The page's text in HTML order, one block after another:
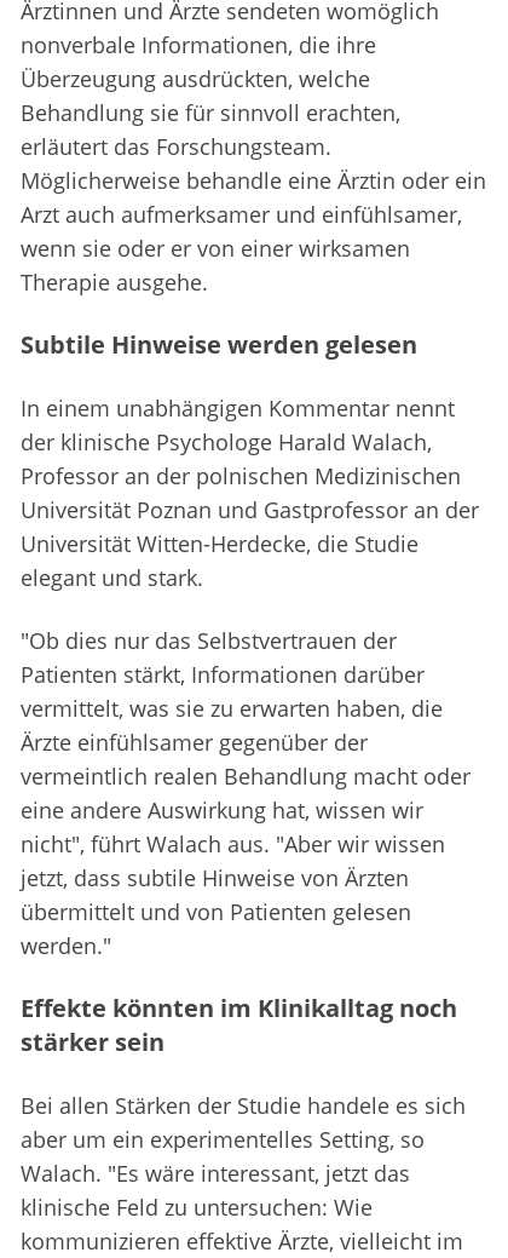
Ärztinnen und Ärzte sendeten womöglich
nonverbale Informationen, die ihre
Überzeugung ausdrückten, welche
Behandlung sie für sinnvoll erachten,
erläutert das Forschungsteam.
Möglicherweise behandle eine Ärztin oder ein
Arzt auch aufmerksamer und einfühlsamer,
wenn sie oder er von einer wirksamen
Therapie ausgehe.
Subtile Hinweise werden gelesen
In einem unabhängigen Kommentar nennt
der klinische Psychologe Harald Walach,
Professor an der polnischen Medizinischen
Universität Poznan und Gastprofessor an der
Universität Witten-Herdecke, die Studie
elegant und stark.
"Ob dies nur das Selbstvertrauen der
Patienten stärkt, Informationen darüber
vermittelt, was sie zu erwarten haben, die
Ärzte einfühlsamer gegenüber der
vermeintlich realen Behandlung macht oder
eine andere Auswirkung hat, wissen wir
nicht", führt Walach aus. "Aber wir wissen
jetzt, dass subtile Hinweise von Ärzten
übermittelt und von Patienten gelesen
werden."
Effekte könnten im Klinikalltag noch
stärker sein
Bei allen Stärken der Studie handele es sich
aber um ein experimentelles Setting, so
Walach. "Es wäre interessant, jetzt das
klinische Feld zu untersuchen: Wie
kommunizieren effektive Ärzte, vielleicht im